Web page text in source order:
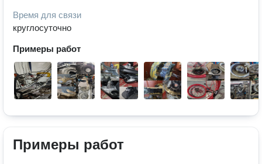
Время для связи
круглосуточно
Примеры работ
Примеры работ